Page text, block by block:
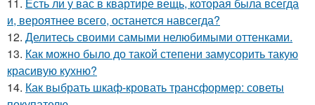
11. Есть ли у вас в квартире вещь, которая была всегда
и, вероятнее всего, останется навсегда?
12. Делитесь своими самыми нелюбимыми оттенками.
13. Как можно было до такой степени замусорить такую
красивую кухню?
14. Как выбрать шкаф-кровать трансформер: советы